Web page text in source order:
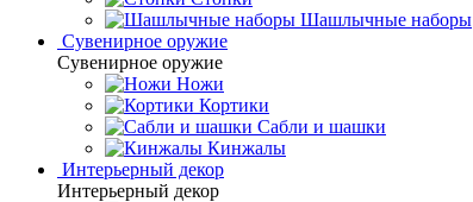
Шашлычные наборы
Сувенирное оружие
Сувенирное оружие
Ножи
Кортики
Сабли и шашки
Кинжалы
Интерьерный декор
Интерьерный декор